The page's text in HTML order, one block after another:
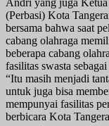
(Perbasi) Kota
bersama bahwa saat
cabang olahraga
beberapa cabang
fasilitas swasta
“Itu masih menjadi
untuk juga bisa
mempunyai fasilitas
berbicara Kota